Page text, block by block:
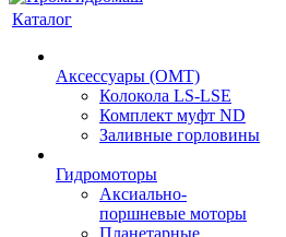
Каталог
Аксессуары (OMT)
Колокола LS-LSE
Комплект муфт ND
Заливные горловины
Гидромоторы
Аксиально-
поршневые моторы
Планетарные